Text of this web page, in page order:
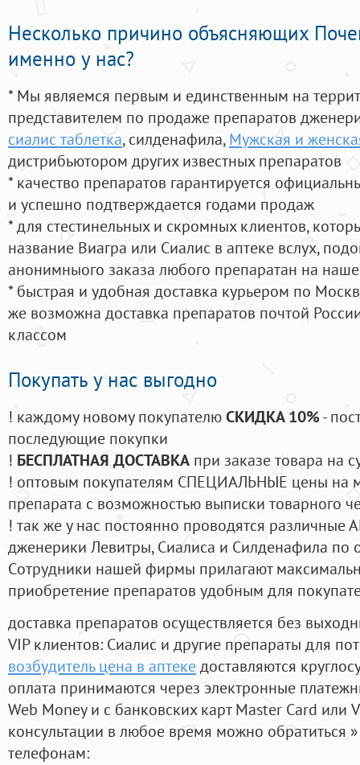
Несколько причино объясняющих
именно у нас?
* Мы являемся первым и единственным на
представителем по продаже препаратов
сиалис таблетка, силденафила, Мужская и
дистрибьютором других известных препаратов
* качество препаратов гарантируется
и успешно подтверждается годами продаж
* для стестинельных и скромных клиентов,
название Виагра или Сиалис в аптеке вслух,
анонимныого заказа любого препаратан на
* быстрая и удобная доставка курьером по
же возможна доставка препаратов почтой
классом
Покупать у нас выгодно
! каждому новому покупателюСКИДКА 10%-
последующие покупки
! БЕСПЛАТНАЯ ДОСТАВКА при заказе товара на
! оптовым покупателям СПЕЦИАЛЬНЫЕ цены на
препарата с возможностью выписки товарного
! так же у нас постоянно проводятся
дженерики Левитры, Сиалиса и Силденафила по
Cотрудники нашей фирмы прилагают
приобретение препаратов удобным для
доставка препаратов осуществляется без
VIP клиентов: Сиалис и другие препараты для
возбудитель цена в аптекедоставляются
оплата принимаются через электронные
Web Money и с банковских карт Master Card или
консультации в любое время можно обратиться
телефонам: